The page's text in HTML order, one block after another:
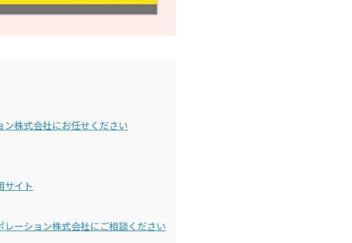
株式会社にお任せください
サイト
ーション株式会社にご相談ください